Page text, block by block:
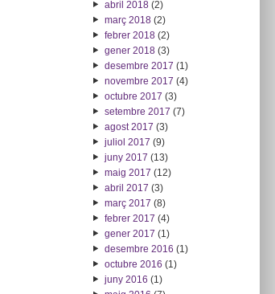
abril 2018(2)
març 2018(2)
febrer 2018(2)
gener 2018(3)
desembre 2017 (1)
novembre 2017 (4)
octubre 2017 (3)
setembre 2017 (7)
agost 2017 (3)
juliol 2017 (9)
juny 2017 (13)
maig 2017 (12)
abril 2017 (3)
març 2017 (8)
febrer 2017 (4)
gener 2017 (1)
desembre 2016 (1)
octubre 2016 (1)
juny 2016 (1)